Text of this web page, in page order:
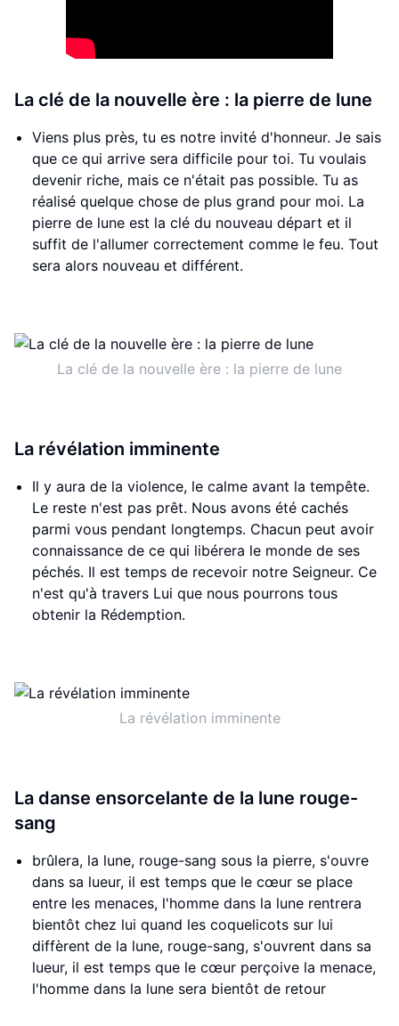
La clé de la nouvelle ère : la pierre de lune
Viens plus près, tu es notre invité d'honneur. Je sais
que ce qui arrive sera difficile pour toi. Tu voulais
devenir riche, mais ce n'était pas possible. Tu as
réalisé quelque chose de plus grand pour moi. La
pierre de lune est la clé du nouveau départ et il
suffit de l'allumer correctement comme le feu. Tout
sera alors nouveau et différent.​​
La clé de la nouvelle ère : la pierre de lune
La révélation imminente
Il y aura de la violence, le calme avant la tempête.
Le reste n'est pas prêt. Nous avons été cachés
parmi vous pendant longtemps. Chacun peut avoir
connaissance de ce qui libérera le monde de ses
péchés. Il est temps de recevoir notre Seigneur. Ce
n'est qu'à travers Lui que nous pourrons tous
obtenir la Rédemption.
La révélation imminente
La danse ensorcelante de la lune rouge-
sang
brûlera, la lune, rouge-sang sous la pierre, s'ouvre
dans sa lueur, il est temps que le cœur se place
entre les menaces, l'homme dans la lune rentrera
bientôt chez lui quand les coquelicots sur lui
diffèrent de la lune, rouge-sang, s'ouvrent dans sa
lueur, il est temps que le cœur perçoive la menace,
l'homme dans la lune sera bientôt de retour